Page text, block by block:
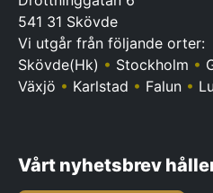
541 31 Skövde
Vi utgår från följande orter:
Skövde(Hk) • Stockholm •
Växjö • Karlstad • Falun •
Vårt nyhetsbrev